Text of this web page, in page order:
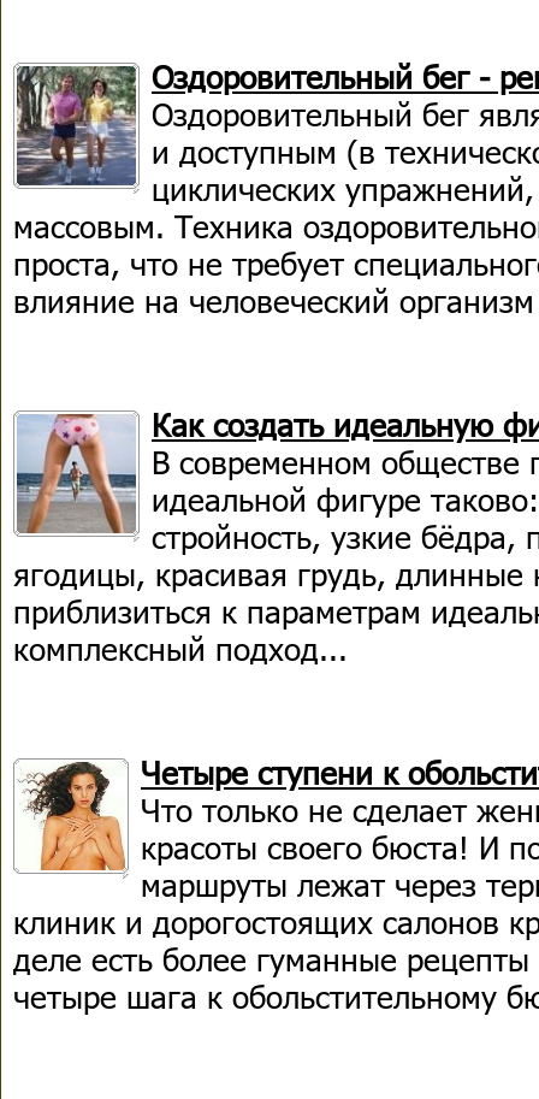
Оздоровительный бег -
Оздоровительный бег
и доступным (в
циклических
массовым. Техника
проста, что не требует
влияние на человеческий
Как создать идеальную
В современном обществе
идеальной фигуре
стройность, узкие бёдра,
ягодицы, красивая грудь,
приблизиться к параметрам
комплексный подход...
Четыре ступени к
Что только не сделает
красоты своего бюста! И
маршруты лежат через
клиник и дорогостоящих салонов
деле есть более гуманные
четыре шага к обольстительному